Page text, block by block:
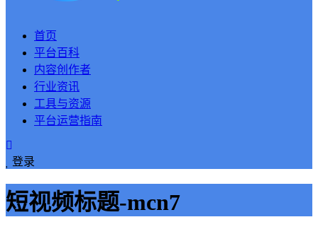
首页
平台百科
内容创作者
行业资讯
工具与资源
平台运营指南
登录
短视频标题-mcn7